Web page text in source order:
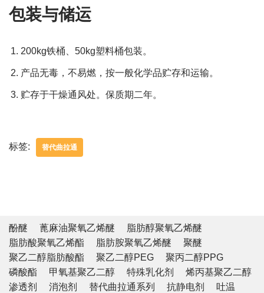
包装与储运
200kg铁桶、50kg塑料桶包装。
产品无毒，不易燃，按一般化学品贮存和运输。
贮存于干燥通风处。保质期二年。
标签: 替代曲拉通
酚醚 蓖麻油聚氧乙烯醚
脂肪醇聚氧乙烯醚
脂肪酸聚氧乙烯酯
脂肪胺聚氧乙烯醚
聚醚
聚乙二醇脂肪酸酯
聚乙二醇PEG
聚丙二醇PPG
磷酸酯
甲氧基聚乙二醇 特殊乳化剂
烯丙基聚乙二醇
渗透剂
消泡剂 替代曲拉通系列 抗静电剂
吐温